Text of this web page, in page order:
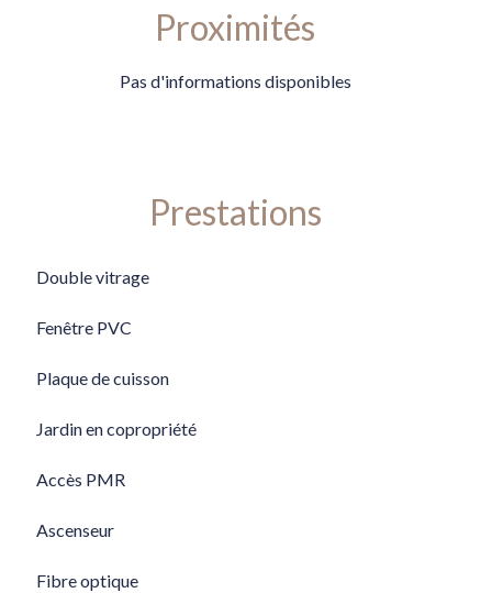
Proximités
Pas d'informations disponibles
Prestations
Double vitrage
Fenêtre PVC
Plaque de cuisson
Jardin en copropriété
Accès PMR
Ascenseur
Fibre optique